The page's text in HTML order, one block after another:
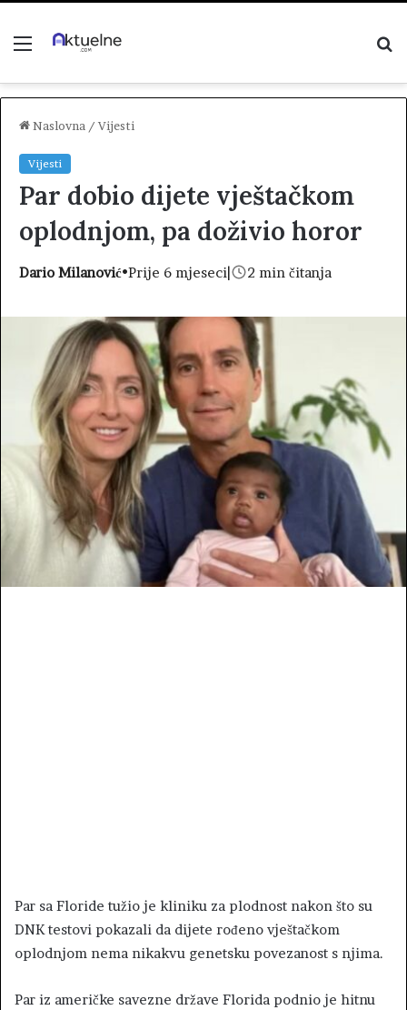
Menu
Naslovna / Vijesti
Vijesti
Par dobio dijete vještačkom
oplodnjom, pa doživio horor
Dario Milanović•Prije 6 mjeseci| 2 min čitanja
Par sa Floride tužio je kliniku za plodnost nakon što su
DNK testovi pokazali da dijete rođeno vještačkom
oplodnjom nema nikakvu genetsku povezanost s njima.
Par iz američke savezne države Florida podnio je hitnu